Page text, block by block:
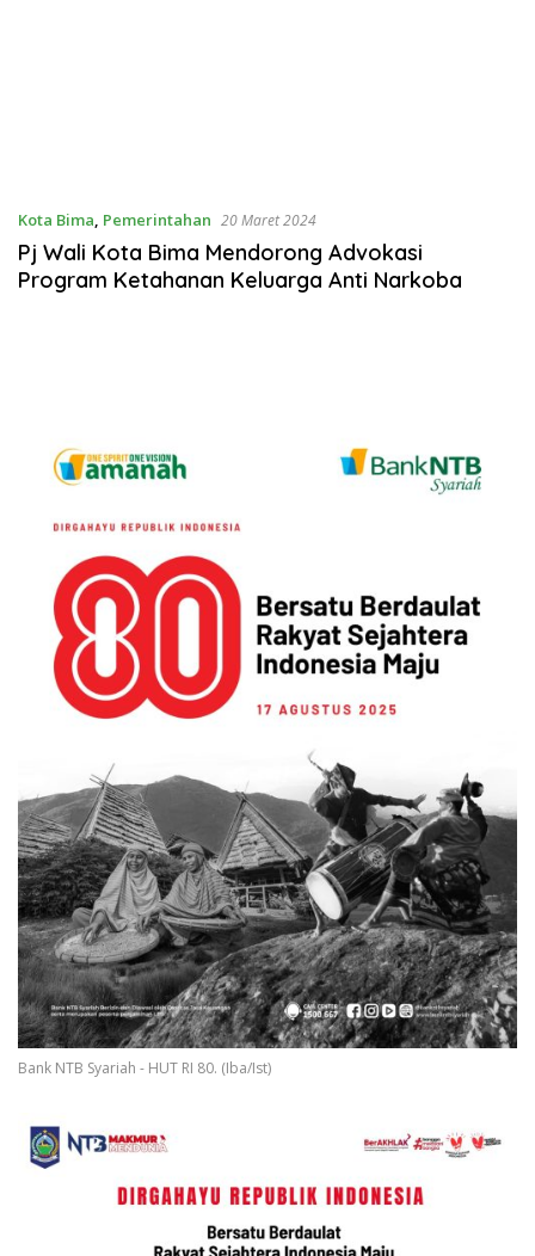
Kota Bima, Pemerintahan 20 Maret 2024
Pj Wali Kota Bima Mendorong Advokasi
Program Ketahanan Keluarga Anti Narkoba
Bank NTB Syariah - HUT RI 80. (Iba/Ist)